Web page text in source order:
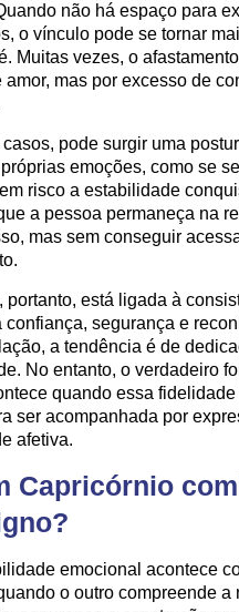
não há espaço para
o vínculo pode se tornar
Muitas vezes, o
amor, mas por excesso de
pode surgir uma
emoções, como se
risco a estabilidade
a pessoa permaneça na
mas sem conseguir
portanto, está ligada à
confiança, segurança e
a tendência é de
No entanto, o verdadeiro
quando essa
ser acompanhada por
afetiva.
Capricórnio
emocional acontece
o outro compreende a